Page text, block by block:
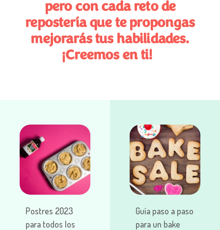
pero con cada reto de
repostería que te propongas
mejorarás tus habilidades.
¡Creemos en ti!
Postres 2023
para todos los
Guía paso a paso
para un bake